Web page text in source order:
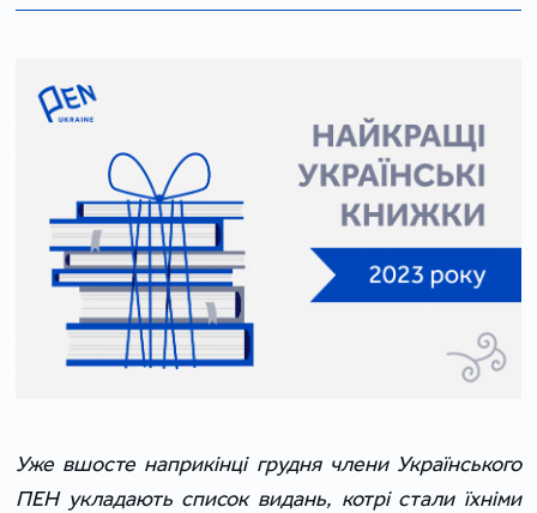
Уже вшосте наприкінці грудня члени Українського
ПЕН укладають список видань, котрі стали їхніми